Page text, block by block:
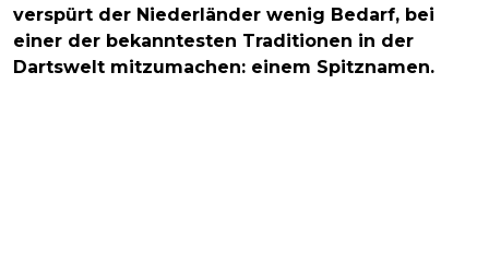
verspürt der Niederländer wenig Bedarf, bei
einer der bekanntesten Traditionen in der
Dartswelt mitzumachen: einem Spitznamen.